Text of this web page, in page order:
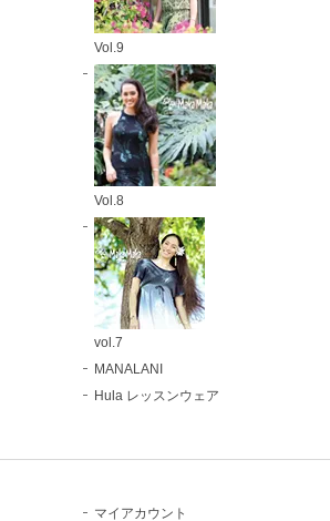
Vol.9
Vol.8
vol.7
MANALANI
Hula レッスンウェア
マイアカウント